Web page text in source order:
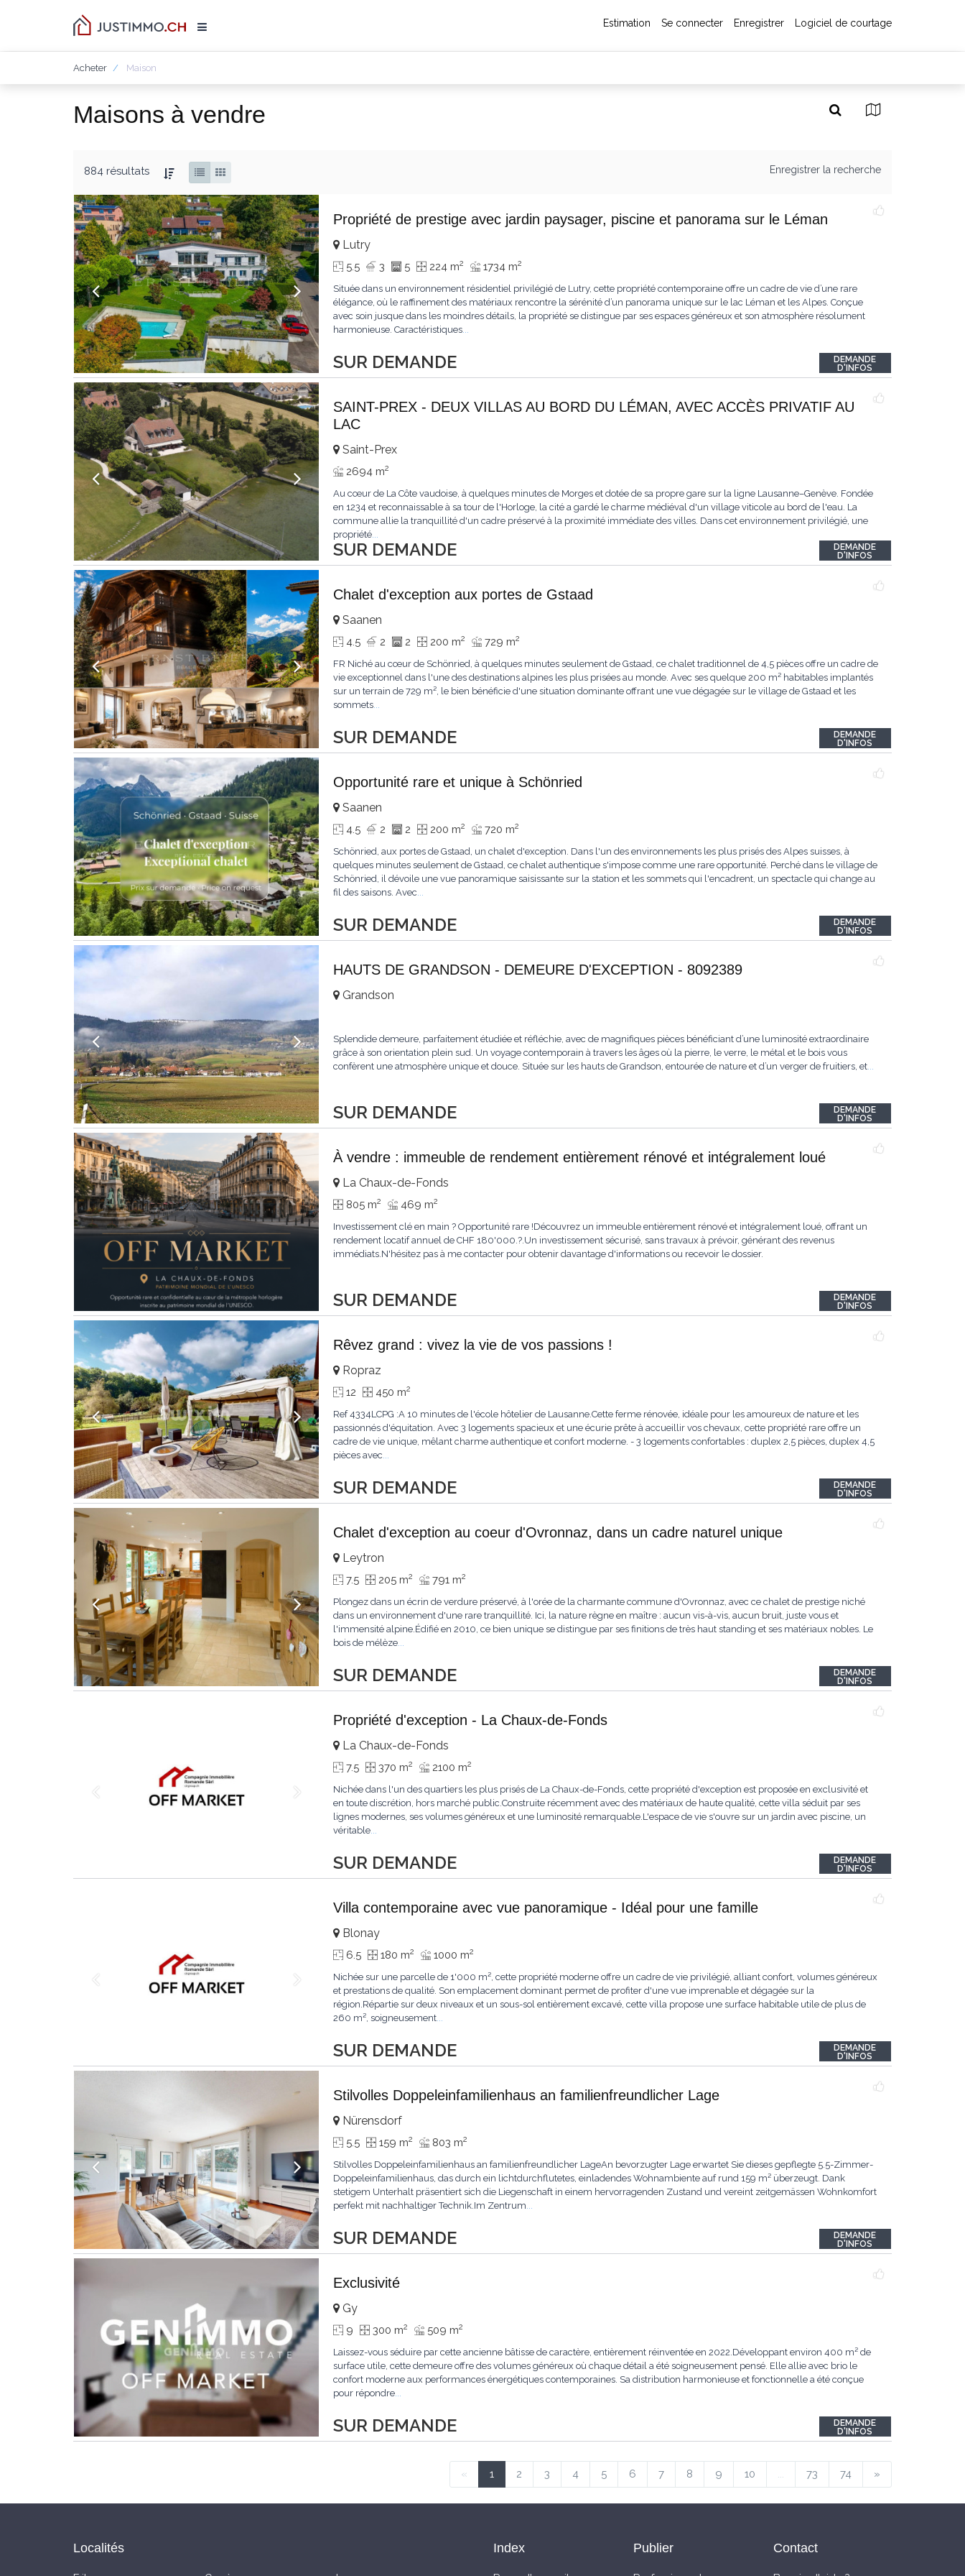
Estimation Se connecter Enregistrer Logiciel de courtage
Acheter Maison
Maisons à vendre
884 résultats Enregistrer la recherche
Propriété de prestige avec jardin paysager, piscine et panorama sur le Léman
SUR DEMANDE
Lutry
5.5 3 5 224 m2 1734 m2
Située dans un environnement résidentiel privilégié de Lutry, cette propriété contemporaine offre un cadre de vie d’une rare
élégance, où le raffinement des matériaux rencontre la sérénité d’un panorama unique sur le lac Léman et les Alpes. Conçue
avec soin jusque dans les moindres détails, la propriété se distingue par ses espaces généreux et son atmosphère résolument
harmonieuse. Caractéristiques...
DEMANDE
D'INFOS
SAINT-PREX - DEUX VILLAS AU BORD DU LÉMAN, AVEC ACCÈS PRIVATIF AU
LAC
SUR DEMANDE
Saint-Prex
2694 m2
Au cœur de La Côte vaudoise, à quelques minutes de Morges et dotée de sa propre gare sur la ligne Lausanne–Genève. Fondée
en 1234 et reconnaissable à sa tour de l'Horloge, la cité a gardé le charme médiéval d'un village viticole au bord de l'eau. La
commune allie la tranquillité d'un cadre préservé à la proximité immédiate des villes. Dans cet environnement privilégié, une
propriété...
DEMANDE
D'INFOS
Chalet d'exception aux portes de Gstaad
SUR DEMANDE
Saanen
4.5 2 2 200 m2 729 m2
FR Niché au cœur de Schönried, à quelques minutes seulement de Gstaad, ce chalet traditionnel de 4,5 pièces offre un cadre de
vie exceptionnel dans l'une des destinations alpines les plus prisées au monde. Avec ses quelque 200 m² habitables implantés
sur un terrain de 729 m², le bien bénéficie d'une situation dominante offrant une vue dégagée sur le village de Gstaad et les
sommets...
DEMANDE
D'INFOS
Opportunité rare et unique à Schönried
SUR DEMANDE
Saanen
4.5 2 2 200 m2 720 m2
Schönried, aux portes de Gstaad, un chalet d'exception. Dans l'un des environnements les plus prisés des Alpes suisses, à
quelques minutes seulement de Gstaad, ce chalet authentique s'impose comme une rare opportunité. Perché dans le village de
Schönried, il dévoile une vue panoramique saisissante sur la station et les sommets qui l'encadrent, un spectacle qui change au
fil des saisons. Avec...
DEMANDE
D'INFOS
HAUTS DE GRANDSON - DEMEURE D'EXCEPTION - 8092389
SUR DEMANDE
Grandson
Splendide demeure, parfaitement étudiée et réfléchie, avec de magnifiques pièces bénéficiant d’une luminosité extraordinaire
grâce à son orientation plein sud. Un voyage contemporain à travers les âges où la pierre, le verre, le métal et le bois vous
confèrent une atmosphère unique et douce. Située sur les hauts de Grandson, entourée de nature et d’un verger de fruitiers, et...
DEMANDE
D'INFOS
À vendre : immeuble de rendement entièrement rénové et intégralement loué
SUR DEMANDE
La Chaux-de-Fonds
805 m2 469 m2
Investissement clé en main ? Opportunité rare !Découvrez un immeuble entièrement rénové et intégralement loué, offrant un
rendement locatif annuel de CHF 180'000.?.Un investissement sécurisé, sans travaux à prévoir, générant des revenus
immédiats.N'hésitez pas à me contacter pour obtenir davantage d'informations ou recevoir le dossier.
DEMANDE
D'INFOS
Rêvez grand : vivez la vie de vos passions !
SUR DEMANDE
Ropraz
12 450 m2
Ref 4334LCPG :A 10 minutes de l'école hôtelier de Lausanne.Cette ferme rénovée, idéale pour les amoureux de nature et les
passionnés d'équitation. Avec 3 logements spacieux et une écurie prête à accueillir vos chevaux, cette propriété rare offre un
cadre de vie unique, mêlant charme authentique et confort moderne. - 3 logements confortables : duplex 2,5 pièces, duplex 4,5
pièces avec...
DEMANDE
D'INFOS
Chalet d'exception au coeur d'Ovronnaz, dans un cadre naturel unique
SUR DEMANDE
Leytron
7.5 205 m2 791 m2
Plongez dans un écrin de verdure préservé, à l'orée de la charmante commune d'Ovronnaz, avec ce chalet de prestige niché
dans un environnement d'une rare tranquillité. Ici, la nature règne en maître : aucun vis-à-vis, aucun bruit, juste vous et
l'immensité alpine.Édifié en 2010, ce bien unique se distingue par ses finitions de très haut standing et ses matériaux nobles. Le
bois de mélèze...
DEMANDE
D'INFOS
Propriété d'exception - La Chaux-de-Fonds
SUR DEMANDE
La Chaux-de-Fonds
7.5 370 m2 2100 m2
Nichée dans l'un des quartiers les plus prisés de La Chaux-de-Fonds, cette propriété d'exception est proposée en exclusivité et
en toute discrétion, hors marché public.Construite récemment avec des matériaux de haute qualité, cette villa séduit par ses
lignes modernes, ses volumes généreux et une luminosité remarquable.L'espace de vie s'ouvre sur un jardin avec piscine, un
véritable...
DEMANDE
D'INFOS
Villa contemporaine avec vue panoramique - Idéal pour une famille
SUR DEMANDE
Blonay
6.5 180 m2 1000 m2
Nichée sur une parcelle de 1'000 m², cette propriété moderne offre un cadre de vie privilégié, alliant confort, volumes généreux
et prestations de qualité. Son emplacement dominant permet de profiter d'une vue imprenable et dégagée sur la
région.Répartie sur deux niveaux et un sous-sol entièrement excavé, cette villa propose une surface habitable utile de plus de
260 m², soigneusement...
DEMANDE
D'INFOS
Stilvolles Doppeleinfamilienhaus an familienfreundlicher Lage
SUR DEMANDE
Nürensdorf
5.5 159 m2 803 m2
Stilvolles Doppeleinfamilienhaus an familienfreundlicher LageAn bevorzugter Lage erwartet Sie dieses gepflegte 5.5-Zimmer-
Doppeleinfamilienhaus, das durch ein lichtdurchflutetes, einladendes Wohnambiente auf rund 159 m² überzeugt. Dank
stetigem Unterhalt präsentiert sich die Liegenschaft in einem hervorragenden Zustand und vereint zeitgemässen Wohnkomfort
perfekt mit nachhaltiger Technik.Im Zentrum...
DEMANDE
D'INFOS
Exclusivité
SUR DEMANDE
Gy
9 300 m2 509 m2
Laissez-vous séduire par cette ancienne bâtisse de caractère, entièrement réinventée en 2022.Développant environ 400 m² de
surface utile, cette demeure offre des volumes généreux où chaque détail a été soigneusement pensé. Elle allie avec brio le
confort moderne aux performances énergétiques contemporaines. Sa distribution harmonieuse et fonctionnelle a été conçue
pour répondre...
DEMANDE
D'INFOS
« 1 2 3 4 5 6 7 8 9 10 ... 73 74 »
Localités Index Publier Contact